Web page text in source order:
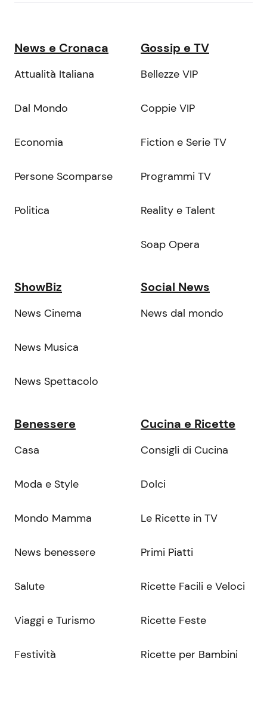
News e Cronaca
Attualità Italiana
Dal Mondo
Economia
Persone Scomparse
Politica
Gossip e TV
Bellezze VIP
Coppie VIP
Fiction e Serie TV
Programmi TV
Reality e Talent
Soap Opera
ShowBiz
News Cinema
News Musica
News Spettacolo
Social News
News dal mondo
Benessere
Casa
Moda e Style
Mondo Mamma
News benessere
Salute
Viaggi e Turismo
Festività
Cucina e Ricette
Consigli di Cucina
Dolci
Le Ricette in TV
Primi Piatti
Ricette Facili e Veloci
Ricette Feste
Ricette per Bambini